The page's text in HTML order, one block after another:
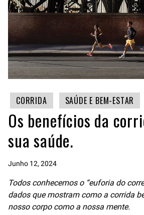
CORRIDA SAÚDE E BEM-ESTAR
Os benefícios da
sua saúde.
Junho 12, 2024
Todos conhecemos o “euforia do
dados que mostram como a corrida
nosso corpo como a nossa mente.